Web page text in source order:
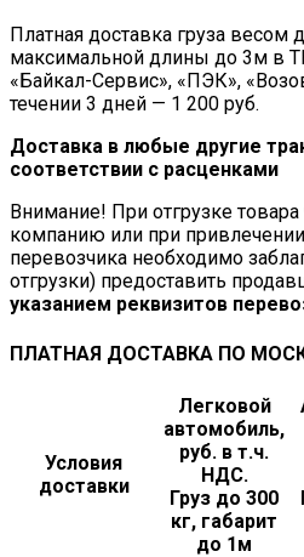
Платная доставка груза весом
максимальной длины до 3м в
«Байкал-Сервис», «ПЭК»,
течении 3 дней — 1 200 руб.
Доставка в любые другие
соответствии с расценками
Внимание! При отгрузке
компанию или при
перевозчика необходимо
отгрузки) предоставить
указанием реквизитов
ПЛАТНАЯ ДОСТАВКА ПО
Условия
доставки
Легковой
автомобиль,
руб. в т.ч.
НДС.
Груз до 300
кг, габарит
до 1м